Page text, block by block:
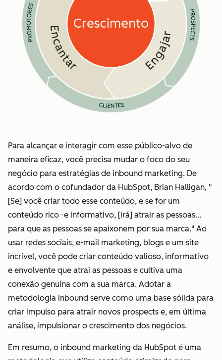
Para alcançar e interagir com esse público-alvo de
maneira eficaz, você precisa mudar o foco do seu
negócio para estratégias de inbound marketing. De
acordo com o cofundador da HubSpot, Brian Halligan, "
[Se] você criar todo esse conteúdo, e se for um
conteúdo rico -e informativo, [irá] atrair as pessoas...
para que as pessoas se apaixonem por sua marca." Ao
usar redes sociais, e-mail marketing, blogs e um site
incrível, você pode criar conteúdo valioso, informativo
e envolvente que atrai as pessoas e cultiva uma
conexão genuína com a sua marca. Adotar a
metodologia inbound serve como uma base sólida para
criar impulso para atrair novos prospects e, em última
análise, impulsionar o crescimento dos negócios.
Em resumo, o inbound marketing da HubSpot é uma